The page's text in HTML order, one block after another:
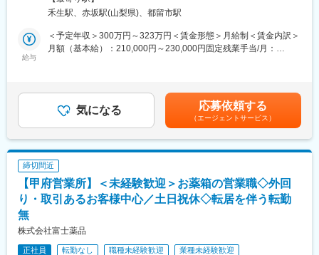
だけではなく、採用担当／研修担当／本社勤務へのキャリアチェ
ンジも可能です。
【女性にも安心していただける就業環境】
■産育休取得・取得率100％
■年休126日相当（126日×8時間＝1,008時間）
【未経験でも安心な研修制度】
『さくら薬局の薬剤師』として、安心してキャリアをスタートい
ただくための研修です。
■【生涯学習講座】【薬局薬剤師総論】【疾患別ベーシック講座】
【疾患別アドバンス講座】等、薬局薬剤師・かかりつけ薬剤師に
箱）や健康食品の提案をお任せします。
※既に、取引のあるお客様先を訪問するスタイルです。
＜仕事の流れ＞
へ訪問をします。
・健康相談、新商品・サービスのご提案 など
※一部、新たに配置薬を置いていただくお客様への訪問がありま
す。
■未経験の方も安心！充実した研修制度：
禾生駅、赤坂駅(山梨県)、都留市駅
給与
＜予定年収＞300万円～323万円＜賃金形態＞月給制＜賃金内訳＞
月額（基本給）：210,000円～230,000円固定残業手当/月：
年収は当社規定に基づき、年齢や経験に応じて決定します。・昇
給：年1回（4月）＜モデル給与＞※入社3年目平均基本給＋各種手
当＋業績連動給→総支給月額344,141円※業績連動給：月の予算達
成や売り上げに対して支払われます賃金はあくまでも目安の金額
であり、選考を通じて上下する可能性があります。月給(月額)は固
定手当を含めた表記です。
気になる 応募依頼する
（エージェントサービス）
締切間近
【甲府営業所】＜未経験歓迎＞お薬箱の営業職◇外回
り・取引あるお客様中心／土日祝休◇転居を伴う転勤
無
株式会社富士薬品
正社員 転勤なし 職種未経験歓迎 業種未経験歓迎